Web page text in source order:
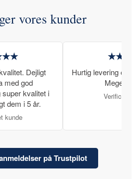
vores kunder
Dejligt
med god
kvalitet i
dem i 5 år.
kunde
Hurtig levering og
Meget
Verificeret
på Trustpilot